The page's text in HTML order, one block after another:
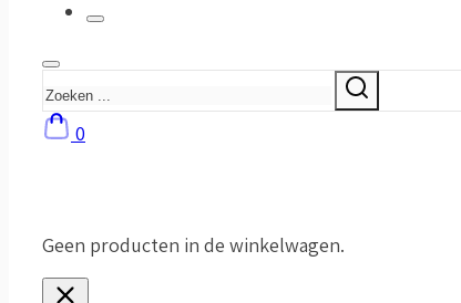
0
Geen producten in de winkelwagen.